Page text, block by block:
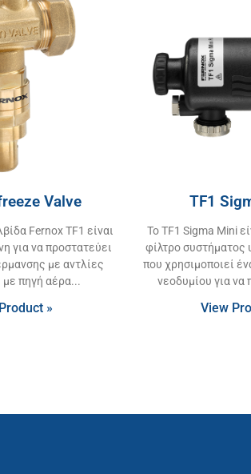
Valve
Fernox TF1 είναι
για να προστατεύει
με αντλίες
πηγή αέρα
»
TF1
Το TF1 Sigma Mini
φίλτρο
που χρησιμοποιεί
νεοδυμίου για να
View